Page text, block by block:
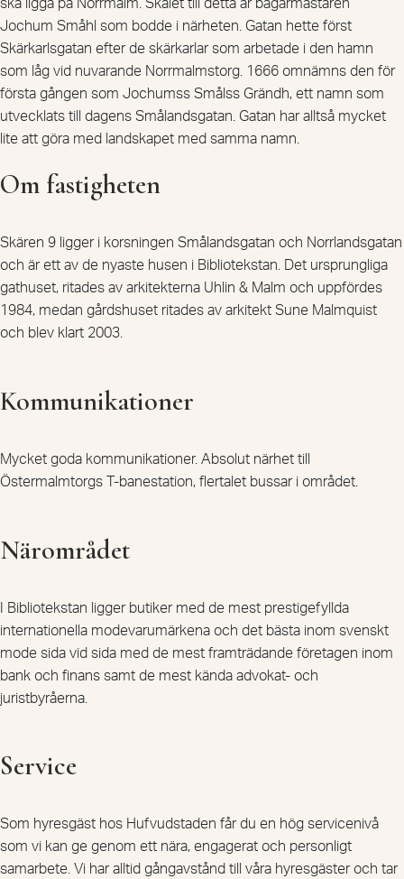
Jochum Småhl som bodde i närheten. Gatan hette först
Skärkarlsgatan efter de skärkarlar som arbetade i den hamn
som låg vid nuvarande Norrmalmstorg. 1666 omnämns den för
första gången som Jochumss Smålss Grändh, ett namn som
utvecklats till dagens Smålandsgatan. Gatan har alltså mycket
lite att göra med landskapet med samma namn.
Om fastigheten
Skären 9 ligger i korsningen Smålandsgatan och Norrlandsgatan
och är ett av de nyaste husen i Bibliotekstan. Det ursprungliga
gathuset, ritades av arkitekterna Uhlin & Malm och uppfördes
1984, medan gårdshuset ritades av arkitekt Sune Malmquist
och blev klart 2003.
Kommunikationer
Mycket goda kommunikationer. Absolut närhet till
Östermalmtorgs T-banestation, flertalet bussar i området.
Närområdet
I Bibliotekstan ligger butiker med de mest prestigefyllda
internationella modevarumärkena och det bästa inom svenskt
mode sida vid sida med de mest framträdande företagen inom
bank och finans samt de mest kända advokat- och
juristbyråerna.
Service
Som hyresgäst hos Hufvudstaden får du en hög servicenivå
som vi kan ge genom ett nära, engagerat och personligt
samarbete. Vi har alltid gångavstånd till våra hyresgäster och tar